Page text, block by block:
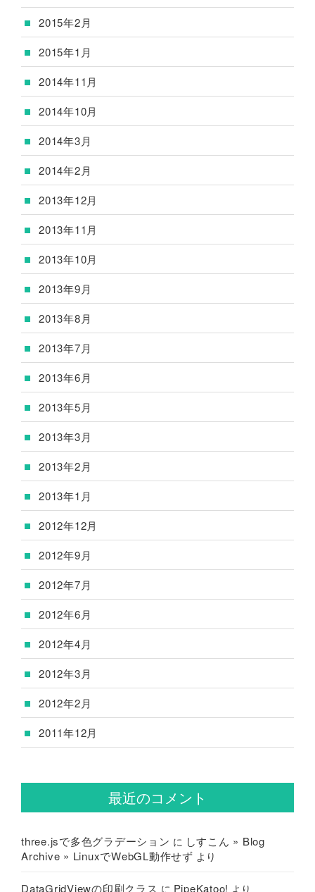
2015年2月
2015年1月
2014年11月
2014年10月
2014年3月
2014年2月
2013年12月
2013年11月
2013年10月
2013年9月
2013年8月
2013年7月
2013年6月
2013年5月
2013年3月
2013年2月
2013年1月
2012年12月
2012年9月
2012年7月
2012年6月
2012年4月
2012年3月
2012年2月
2011年12月
最近のコメント
three.jsで多色グラデーション に しすこん » Blog
Archive » LinuxでWebGL動作せず より
DataGridViewの印刷クラス に PipeKatoo! より